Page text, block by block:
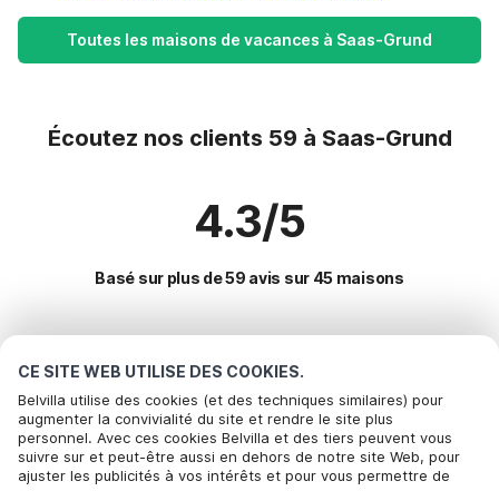
CE SITE WEB UTILISE DES COOKIES.
Belvilla utilise des cookies (et des techniques similaires) pour
augmenter la convivialité du site et rendre le site plus
personnel. Avec ces cookies Belvilla et des tiers peuvent vous
suivre sur et peut-être aussi en dehors de notre site Web, pour
ajuster les publicités à vos intérêts et pour vous permettre de
Toutes les maisons de vacances à Saas-Grund
Écoutez nos clients 59 à Saas-Grund
4.3/5
Basé sur plus de 59 avis sur 45 maisons
Destinations les plus populaires pour les
vacances
Villes offrant les meilleures commodités pour les vacances
Maison de vacances en station de ski orsieres
Commodités populaires pour les vacances en Saas-grund
Appelez pour réserver